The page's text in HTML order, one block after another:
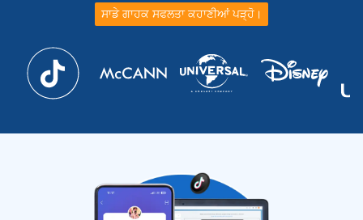
ਸਾਡੇ ਗਾਹਕ ਸਫਲਤਾ ਕਹਾਣੀਆਂ ਪੜ੍ਹੋ।